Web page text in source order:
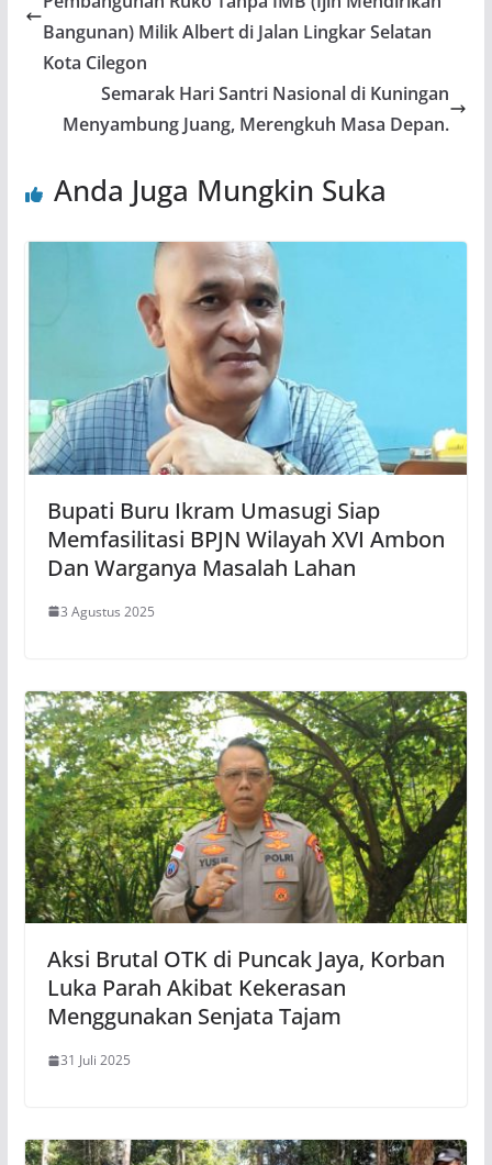
Bangunan) Milik Albert di Jalan Lingkar Selatan
Kota Cilegon
Semarak Hari Santri Nasional di Kuningan
Menyambung Juang, Merengkuh Masa Depan.
Anda Juga Mungkin Suka
Bupati Buru Ikram Umasugi Siap
Memfasilitasi BPJN Wilayah XVI Ambon
Dan Warganya Masalah Lahan
3 Agustus 2025
Aksi Brutal OTK di Puncak Jaya, Korban
Luka Parah Akibat Kekerasan
Menggunakan Senjata Tajam
31 Juli 2025